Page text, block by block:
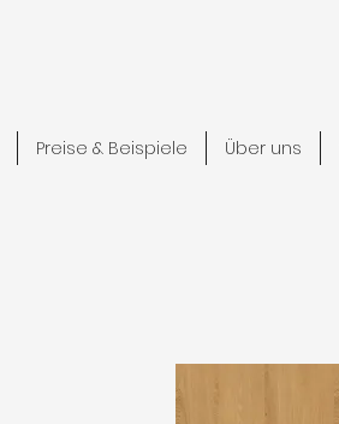
Preise & Beispiele Über uns